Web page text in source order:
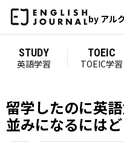
by アル
STUDY
英語学習
TOEIC
TOEIC学習
留学したのに英
並みになるには